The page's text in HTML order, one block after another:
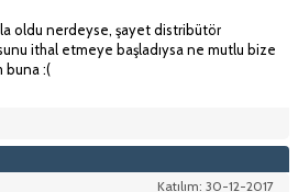
oldu nerdeyse, şayet distribütör
ithal etmeye başladıysa ne mutlu bize
buna :(
Katılım: 30-12-2017